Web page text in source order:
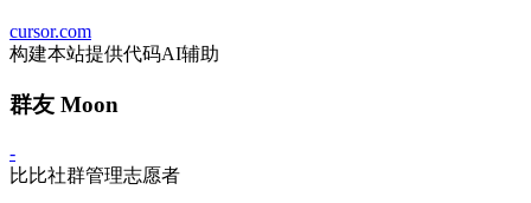
cursor.com
构建本站提供代码AI辅助
群友 Moon
-
比比社群管理志愿者